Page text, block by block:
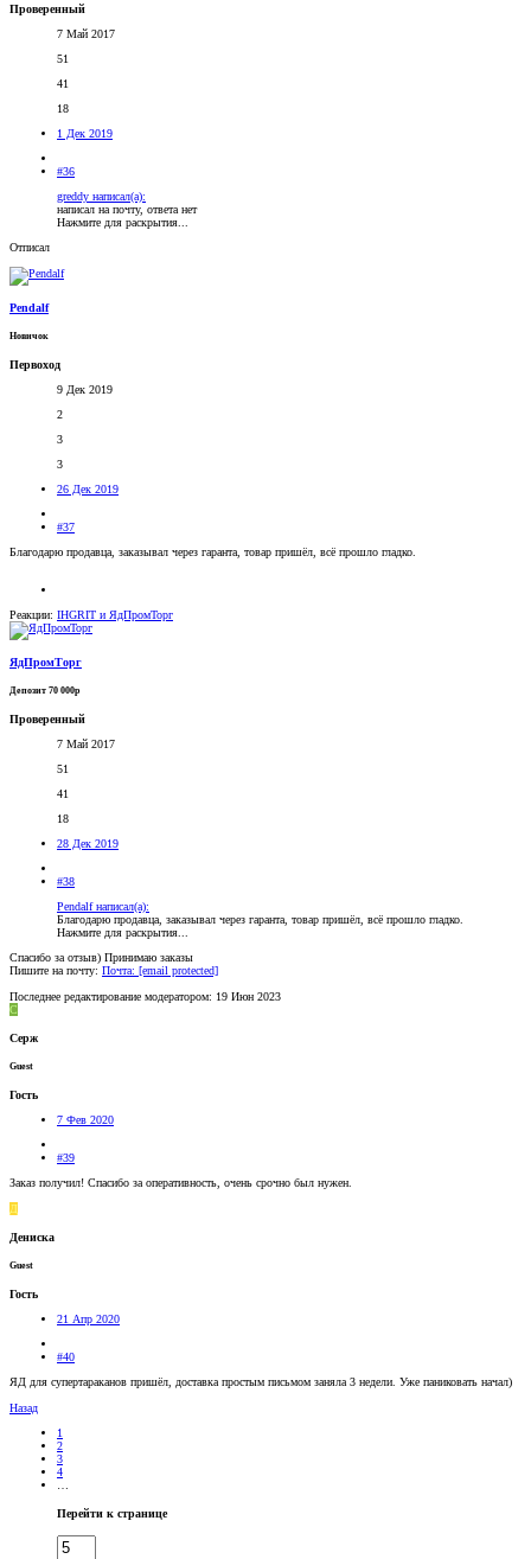
Проверенный
7 Май 2017
51
41
18
1 Дек 2019
#36
greddy написал(а):
написал на почту, ответа нет
Нажмите для раскрытия...
Отписал
Pendalf
Новичок
Первоход
9 Дек 2019
2
3
3
26 Дек 2019
#37
Благодарю продавца, заказывал через гаранта, товар пришёл, всё прошло гладко.
Реакции: IHGRIT и ЯдПромТорг
ЯдПромТорг
Депозит 70 000р
Проверенный
7 Май 2017
51
41
18
28 Дек 2019
#38
Pendalf написал(а):
Благодарю продавца, заказывал через гаранта, товар пришёл, всё прошло гладко.
Нажмите для раскрытия...
Спасибо за отзыв) Принимаю заказы
Пишите на почту: Почта: [email protected]
Последнее редактирование модератором: 19 Июн 2023
С
Серж
Guest
Гость
7 Фев 2020
#39
Заказ получил! Спасибо за оперативность, очень срочно был нужен.
Д
Дениска
Guest
Гость
21 Апр 2020
#40
ЯД для супертараканов пришёл, доставка простым письмом заняла 3 недели. Уже паниковать начал)
Назад
1
2
3
4
Перейти к странице